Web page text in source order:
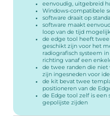
eenvoudig, uitgebreid
Windows-compatibele
software draait op
software maakt
loop van de tijd
de edge tool heeft
geschikt zijn voor het
radiografisch systeem
richting vanaf een
de twee randen die
zijn ingesneden voor
de kit bevat twee
positioneren van de
de Edge tool zelf is
gepolijste zijden